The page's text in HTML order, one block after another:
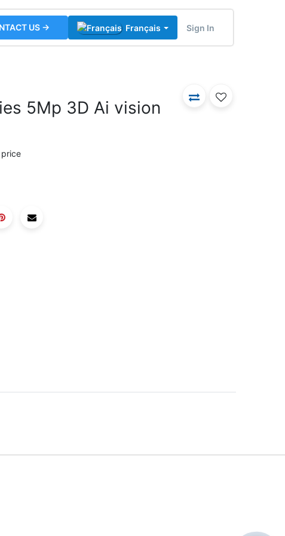
US → Français Sign In
5Mp 3D Ai vision